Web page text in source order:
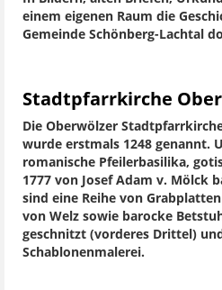
einem eigenen Raum die
Gemeinde Schönberg-Lachtal
Stadtpfarrkirche
Die Oberwölzer
wurde erstmals 1248 genannt.
romanische Pfeilerbasilika,
1777 von Josef Adam v. Mölck
sind eine Reihe von
von Welz sowie barocke
geschnitzt (vorderes Drittel)
Schablonenmalerei.